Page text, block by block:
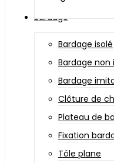
Bardage
Bardage isolé
Bardage non
Bardage
Clôture de
Plateau de
Fixation
Tôle plane